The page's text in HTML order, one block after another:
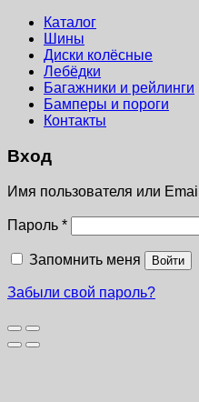
Каталог
Шины
Диски колёсные
Лебёдки
Багажники и рейлинги
Бамперы и пороги
Контакты
Вход
Имя пользователя или Email
Пароль *
Запомнить меня Войти
Забыли свой пароль?